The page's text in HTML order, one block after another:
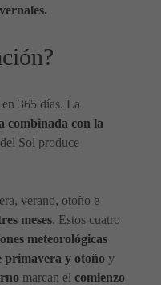
365 días. La
combinada con la
Sol produce
verano, otoño e
meses. Estos cuatro
meteorológicas
primavera y otoño y
marcan el comienzo